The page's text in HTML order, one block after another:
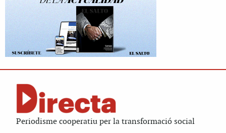
Periodisme cooperatiu per la transformació social